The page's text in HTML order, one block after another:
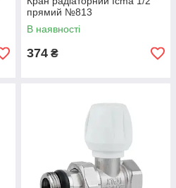
прямий №813
В наявності
374 ₴